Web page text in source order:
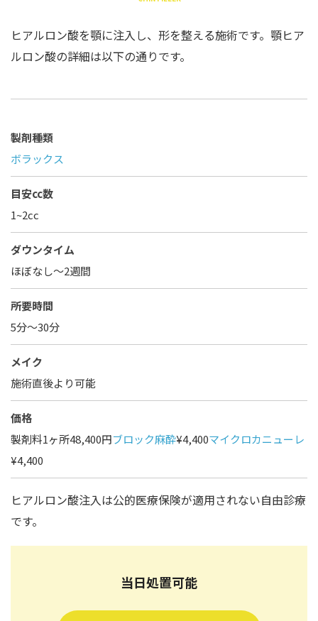
ヒアルロン酸を顎に注入し、形を整える施術です。顎ヒア
ルロン酸の詳細は以下の通りです。
製剤種類
ボラックス
目安cc数
1~2cc
ダウンタイム
ほぼなし〜2週間
所要時間
5分～30分
メイク
施術直後より可能
価格
製剤料1ヶ所48,400円ブロック麻酔¥4,400マイクロカニューレ
¥4,400
ヒアルロン酸注入は公的医療保険が適用されない自由診療
です。
当日処置可能